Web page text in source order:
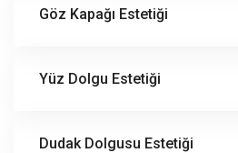
Göz Kapağı Estetiği
Yüz Dolgu Estetiği
Dudak Dolgusu Estetiği